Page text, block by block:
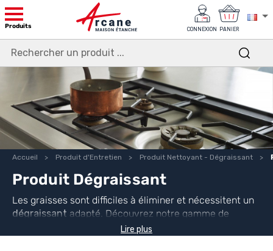
Produits CONNEXION PANIER
Accueil Produit d'Entretien Produit Nettoyant - Dégraissant
Produit Dégraissant
Les graisses sont difficiles à éliminer et nécessitent un
dégraissant adapté. Découvrez notre gamme de
nettoyants dégraissants pour cuisines, avant peinture,
Lire plus